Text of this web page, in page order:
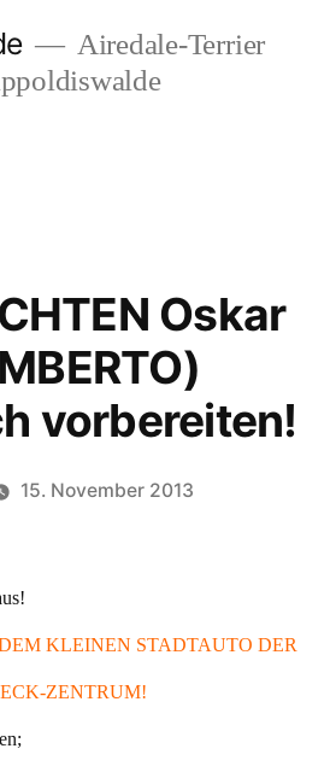
Airedale-Terrier
Oskar
vorbereiten!
15. November 2013
KLEINEN STADTAUTO DER
ZENTRUM!